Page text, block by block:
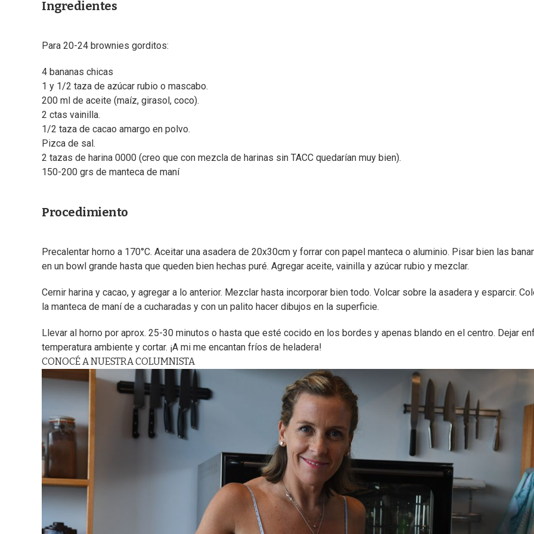
Ingredientes
Para 20-24 brownies gorditos:
4 bananas chicas
1 y 1/2 taza de azúcar rubio o mascabo.
200 ml de aceite (maíz, girasol, coco).
2 ctas vainilla.
1/2 taza de cacao amargo en polvo.
Pizca de sal.
2 tazas de harina 0000 (creo que con mezcla de harinas sin TACC quedarían muy bien).
150-200 grs de manteca de maní
Procedimiento
Precalentar horno a 170°C. Aceitar una asadera de 20x30cm y forrar con papel manteca o aluminio. Pisar bien las
en un bowl grande hasta que queden bien hechas puré. Agregar aceite, vainilla y azúcar rubio y mezclar.
Cernir harina y cacao, y agregar a lo anterior. Mezclar hasta incorporar bien todo. Volcar sobre la asadera y esparcir.
la manteca de maní de a cucharadas y con un palito hacer dibujos en la superficie.
Llevar al horno por aprox. 25-30 minutos o hasta que esté cocido en los bordes y apenas blando en el centro. Dejar
temperatura ambiente y cortar. ¡A mi me encantan fríos de heladera!
CONOCÉ A NUESTRA COLUMNISTA